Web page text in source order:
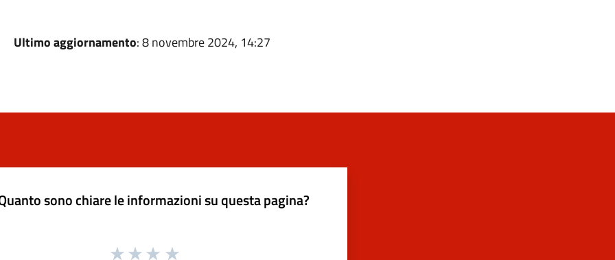
Ultimo aggiornamento: 8 novembre 2024, 14:27
sono chiare le informazioni su questa pagina?